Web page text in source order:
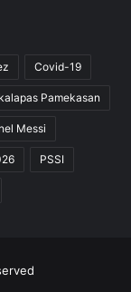
Covid-19
kalapas Pamekasan
Messi
PSSI